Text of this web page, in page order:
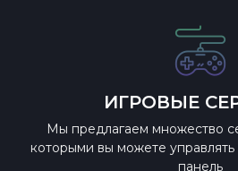
ИГРОВЫЕ
Мы предлагаем множество
которыми вы можете
панель